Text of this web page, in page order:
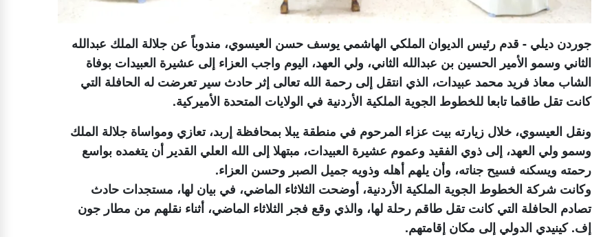
جوردن ديلي - قدم رئيس الديوان الملكي الهاشمي يوسف حسن العيسوي، مندوباً عن جلالة الملك عبدالله
الثاني وسمو الأمير الحسين بن عبدالله الثاني، ولي العهد، اليوم واجب العزاء إلى عشيرة العبيدات بوفاة
الشاب معاذ فريد محمد عبيدات، الذي انتقل إلى رحمة الله تعالى إثر حادث سير تعرضت له الحافلة التي
كانت تقل طاقما تابعا للخطوط الجوية الملكية الأردنية في الولايات المتحدة الأميركية.
ونقل العيسوي، خلال زيارته بيت عزاء المرحوم في منطقة يبلا بمحافظة إربد، تعازي ومواساة جلالة الملك
وسمو ولي العهد، إلى ذوي الفقيد وعموم عشيرة العبيدات، مبتهلا إلى الله العلي القدير أن يتغمده بواسع
رحمته ويسكنه فسيح جناته، وأن يلهم أهله وذويه جميل الصبر وحسن العزاء.
وكانت شركة الخطوط الجوية الملكية الأردنية، أوضحت الثلاثاء الماضي، في بيان لها، مستجدات حادث
تصادم الحافلة التي كانت تقل طاقم رحلة لها، والذي وقع فجر الثلاثاء الماضي، أثناء نقلهم من مطار جون
إف. كينيدي الدولي إلى مكان إقامتهم.